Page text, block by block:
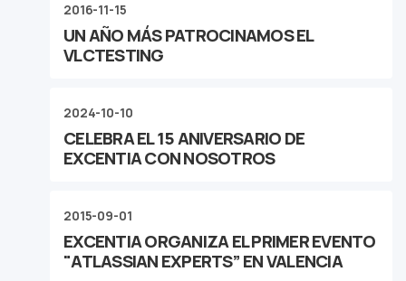
2016-11-15
UN AÑO MÁS PATROCINAMOS EL
VLCTESTING
2024-10-10
CELEBRA EL 15 ANIVERSARIO DE
EXCENTIA CON NOSOTROS
2015-09-01
EXCENTIA ORGANIZA EL PRIMER EVENTO
"ATLASSIAN EXPERTS” EN VALENCIA